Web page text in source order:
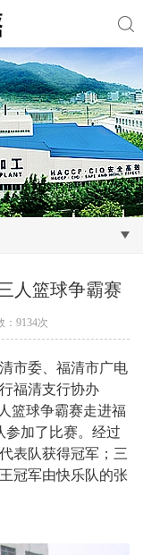
人篮球争霸赛
：9134次
市委、福清市广电
福清支行协办
篮球争霸赛走进福
参加了比赛。经过
表队获得冠军；三
冠军由快乐队的张